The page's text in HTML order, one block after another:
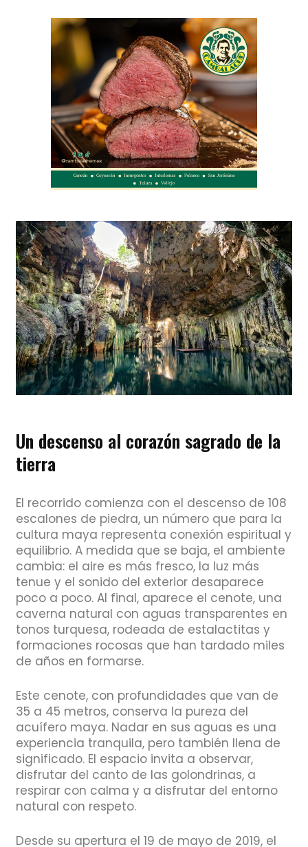
Un descenso al corazón sagrado de la
tierra
El recorrido comienza con el descenso de 108
escalones de piedra, un número que para la
cultura maya representa conexión espiritual y
equilibrio. A medida que se baja, el ambiente
cambia: el aire es más fresco, la luz más
tenue y el sonido del exterior desaparece
poco a poco. Al final, aparece el cenote, una
caverna natural con aguas transparentes en
tonos turquesa, rodeada de estalactitas y
formaciones rocosas que han tardado miles
de años en formarse.
Este cenote, con profundidades que van de
35 a 45 metros, conserva la pureza del
acuífero maya. Nadar en sus aguas es una
experiencia tranquila, pero también llena de
significado. El espacio invita a observar,
disfrutar del canto de las golondrinas, a
respirar con calma y a disfrutar del entorno
natural con respeto.
Desde su apertura el 19 de mayo de 2019, el